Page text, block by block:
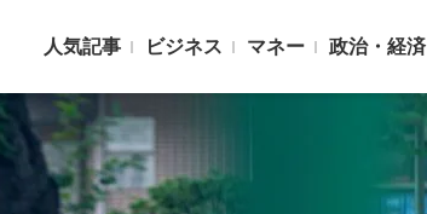
人気記事 ビジネス マネー 政治・経済